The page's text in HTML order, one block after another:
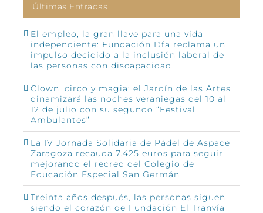
Últimas Entradas
El empleo, la gran llave para una vida
independiente: Fundación Dfa reclama un
impulso decidido a la inclusión laboral de
las personas con discapacidad
Clown, circo y magia: el Jardín de las Artes
dinamizará las noches veraniegas del 10 al
12 de julio con su segundo “Festival
Ambulantes”
La IV Jornada Solidaria de Pádel de Aspace
Zaragoza recauda 7.425 euros para seguir
mejorando el recreo del Colegio de
Educación Especial San Germán
Treinta años después, las personas siguen
siendo el corazón de Fundación El Tranvía